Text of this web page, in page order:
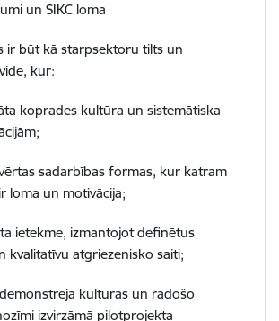
un SIKC loma
ir būt kā starpsektoru tilts un
kur:
koprades kultūra un sistemātiska
sadarbības formas, kur katram
loma un motivācija;
ietekme, izmantojot definētus
kvalitatīvu atgriezenisko saiti;
kultūras un radošo
izvirzāmā pilotprojekta